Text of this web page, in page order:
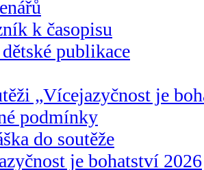
k časopisu
publikace
„Vícejazyčnost je
podmínky
do soutěže
je bohatství 2026